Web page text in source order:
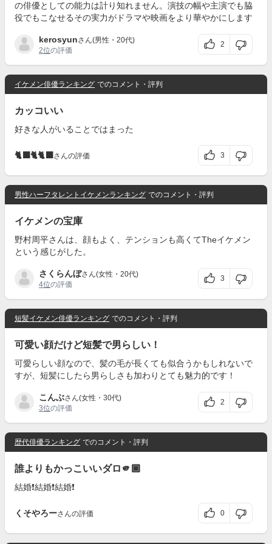
の俳優としての能力は計り知れません。演技の幅や主演でも脇
役でもこなせるその実力がドラマや映画をより華やかにします
kerosyunさん(男性・20代)
2位の評価
2
イケメン俳優ランキング でのコメント・評判
カッコいい
好きな人がいることではまった
🐈‍⬛🐈🐈‍⬛ さんの評価 3
男性ハーフタレントイケメンランキング でのコメント・評判
イケメンの宝庫
野村周平さんは、顔もよく、テンションも高くてTheイケメン
という感じがした。
さくらんぼさん(女性・20代)
4位の評価
3
短髪イケメン俳優ランキング でのコメント・評判
可愛い顔だけど短髪で男らしい！
可愛らしい顔なので、髪の毛が長くても似合うかもしれないで
すが、短髪にしたら男らしさも加わりとても魅力的です！
こんぶさん(女性・30代)
3位の評価
2
歴代俳優ランキング でのコメント・評判
誰よりもかっこいいダロ🫵🏾
結婚❗️結婚❗️結婚❗️
くそやろーさんの評価 0